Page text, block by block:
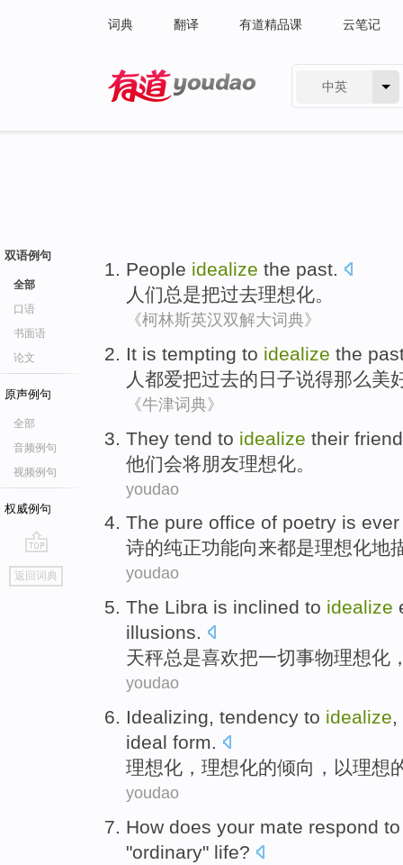
词典 翻译 有道精品课 云笔记
中英
双语例句
全部
口语
书面语
论文
原声例句
全部
音频例句
视频例句
权威例句
go
top
返回词典
People idealize the past.
人们总是把过去理想化。
《柯林斯英汉双解大词典》
It is tempting to idealize the
人 都爱把过去的日子说得那么美
《牛津词典》
They tend to idealize their
他们会将朋友理想化。
youdao
The pure office of poetry is
诗的纯正功能向来都是理想化地
youdao
The Libra is inclined to idealize
illusions.
天秤总是喜欢把一切事物理想化
youdao
Idealizing, tendency to idealize,
ideal form.
理想化 ， 理想化的倾向 ， 以理想
youdao
How does your mate respond to
"ordinary" life?